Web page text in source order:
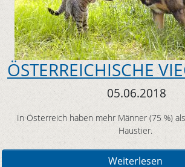
ÖSTERREICHISCHE
05.06.2018
In Österreich haben mehr Männer (75 %)
Haustier.
Weiterlesen